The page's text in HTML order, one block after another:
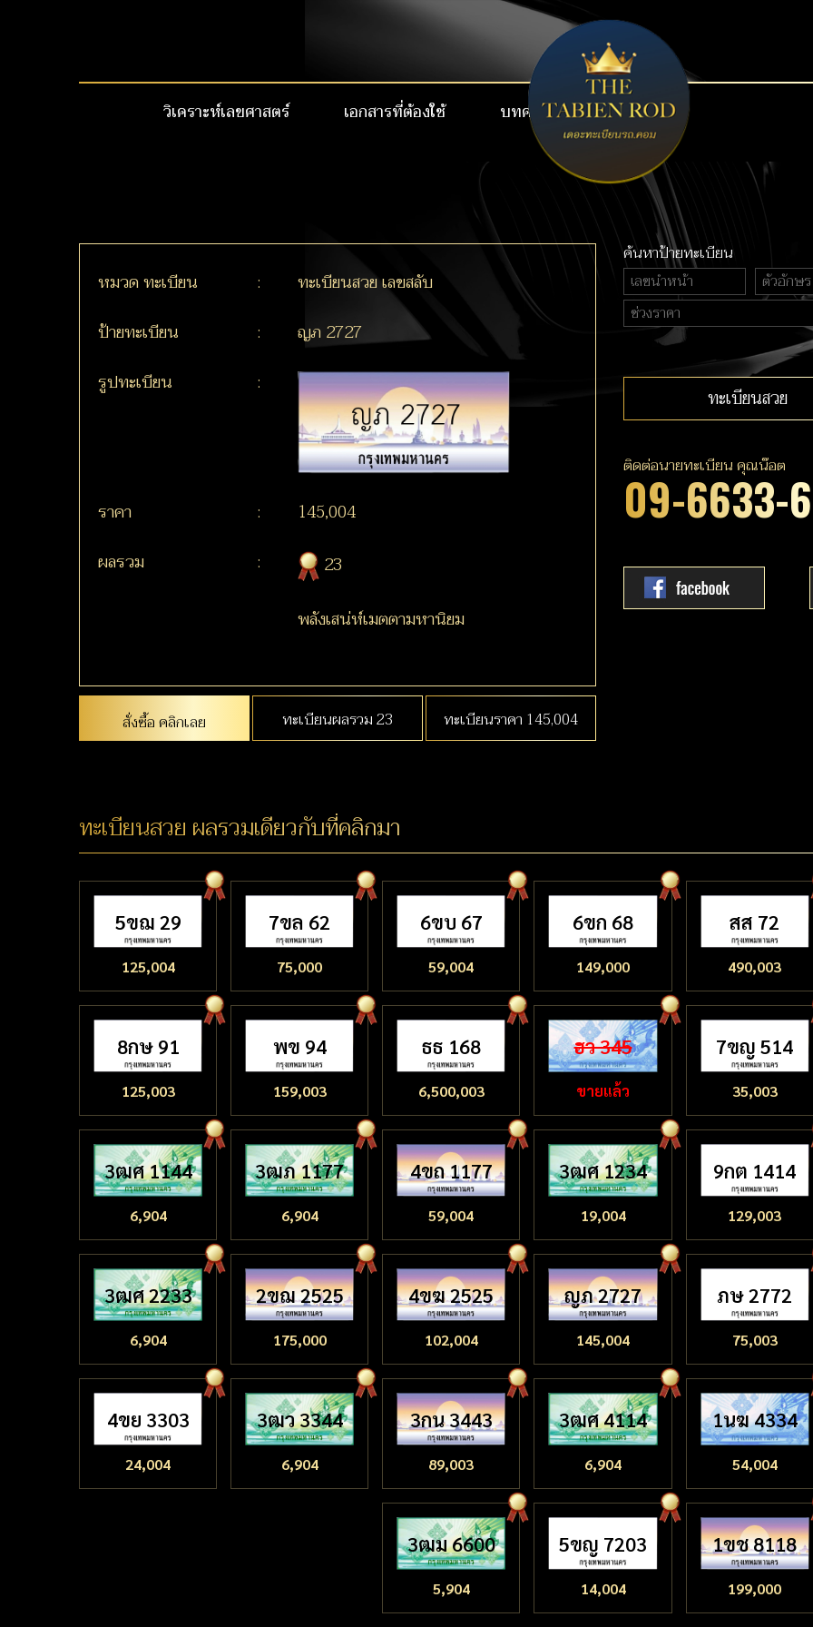
วิเคราะห์เลขศาสตร์ เอกสารที่ต้องใช้ บทความ
เบอร์สวย VIP
หมวด ทะเบียน :
ทะเบียนสวย เลขสลับ
ป้ายทะเบียน
:
ญภ 2727
รูปทะเบียน
:
ราคา :
145,004
ผลรวม
:
23
พลังเสน่ห์เมตตามหานิยม
สั่งซื้อ คลิกเลย ทะเบียนผลรวม 23 ทะเบียนราคา 145,004
ค้นหาป้ายทะเบียน
ทะเบียนสวย
ติดต่อนายทะเบียน คุณน๊อต
09-6633-
ทะเบียนสวย ผลรวมเดียวกับที่คลิกมา
5ขฌ 29
125,004
7ขล 62
75,000
6ขบ 67
59,004
6ขก 68
149,000
สส 72
490,003
8กษ 91
125,003
พข 94
159,003
ธธ 168
6,500,003
ฮว 345
ขายแล้ว
7ขญ 514
35,003
3ฒศ 1144
6,904
3ฒภ 1177
6,904
4ขถ 1177
59,004
3ฒศ 1234
19,004
9กต 1414
129,003
3ฒศ 2233
6,904
2ขฌ 2525
175,000
4ขฆ 2525
102,004
ญภ 2727
145,004
ภษ 2772
75,003
4ขย 3303
24,004
3ฒว 3344
6,904
3กน 3443
89,003
3ฒศ 4114
6,904
1นฆ 4334
54,004
3ฒม 6600
5,904
5ขญ 7203
14,004
1ขช 8118
199,000